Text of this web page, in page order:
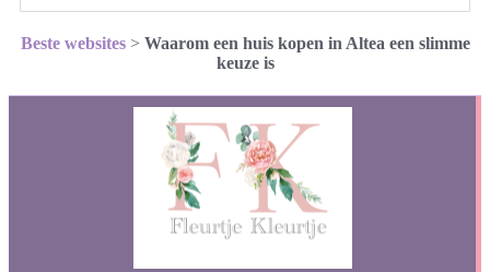
Beste websites> Waarom een huis kopen in Altea een slimme
keuze is